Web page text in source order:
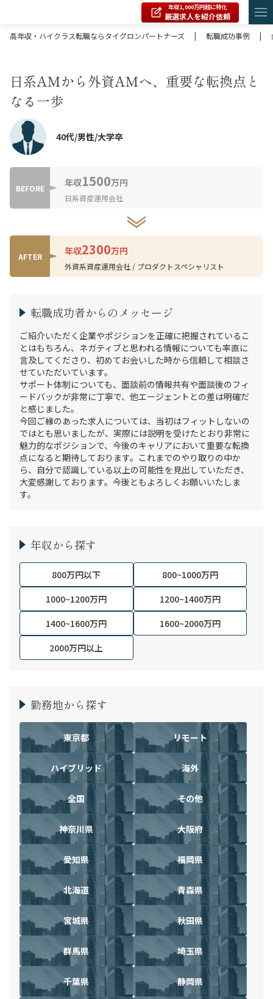
年収1,000万円超に特化
厳選求人を紹介依頼
高年収・ハイクラス転職ならタイグロンパートナーズ
| 転職成功事例 |
日系AMから外資AMへ、重要な転換点と
なる一歩
40代/男性/大学卒
BEFORE 年収1500万円
日系資産運用会社
AFTER 年収2300万円
外資系資産運用会社 / プロダクトスペシャリスト
転職成功者からのメッセージ
ご紹介いただく企業やポジションを正確に把握されているこ
とはもちろん、ネガティブと思われる情報についても率直に
言及してくださり、初めてお会いした時から信頼して相談さ
せていただいています。
サポート体制についても、面談前の情報共有や面談後のフィ
ードバックが非常に丁寧で、他エージェントとの差は明確だ
と感じました。
今回ご縁のあった求人については、当初はフィットしないの
ではとも思いましたが、実際には説明を受けたとおり非常に
魅力的なポジションで、今後のキャリアにおいて重要な転換
点になると期待しております。これまでのやり取りの中か
ら、自分で認識している以上の可能性を見出していただき、
大変感謝しております。今後ともよろしくお願いいたしま
す。
年収から探す
800万円以下
800~1000万円
1000~1200万円
1200~1400万円
1400~1600万円
1600~2000万円
2000万円以上
勤務地から探す
東京都 リモート
ハイブリッド 海外
全国 その他
神奈川県 大阪府
愛知県 福岡県
北海道 青森県
宮城県 秋田県
群馬県 埼玉県
千葉県 静岡県